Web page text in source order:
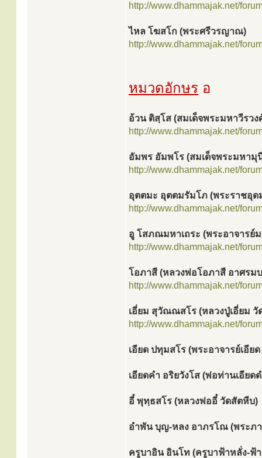
http://www.dhammajak.net/
ไหล โฆสโก (พระศรีวรญาณ)
http://www.dhammajak.net/
หมวดอักษร อ
อ้วน ติสฺโส (สมเด็จพระมหาวีรวง
http://www.dhammajak.net/
อัมพร อัมพโร (สมเด็จพระมหามุ
http://www.dhammajak.net/
อุตตมะ อุตตมรัมโภ (พระราชอุด
http://www.dhammajak.net/
อู โสภณมหาเถระ (พระอาจารย์
http://www.dhammajak.net/
โอภาสี (หลวงพ่อโอภาสี อาศรม
http://www.dhammajak.net/
เอี่ยม สุวัณณสโร (หลวงปู่เอี่ยม วั
http://www.dhammajak.net/
เอียด ปทุมสโร (พระอาจารย์เอีย
เอียดคำ อริยวังโส (พ่อท่านเอียด
อี๋ พุทฺธสโร (หลวงพ่ออี๋ วัดสัตหีบ)
อำพัน บุญ-หลง อาภรโณ (พระภ
ครูบาอิน อินโท (ครูบาฟ้าหลั่ง-ฟ้